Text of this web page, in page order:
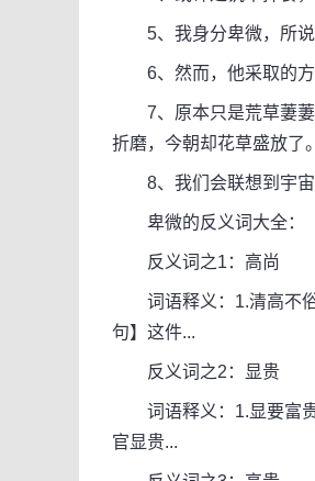
5、我身分卑微，所说
6、然而，他采取的方
7、原本只是荒草萋萋
折磨，今朝却花草盛放了。
8、我们会联想到宇宙
卑微的反义词大全：
反义词之1：高尚
词语释义：1.清高不俗
句】这件...
反义词之2：显贵
词语释义：1.显要富贵
官显贵...